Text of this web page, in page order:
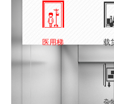
医用梯 载
杂